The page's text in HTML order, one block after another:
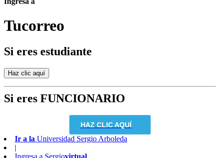
Tucorreo
Si eres estudiante
Si eres FUNCIONARIO
HAZ CLIC AQUÍ
Ir a la Universidad Sergio Arboleda
|
Ingresa a Sergiovirtual